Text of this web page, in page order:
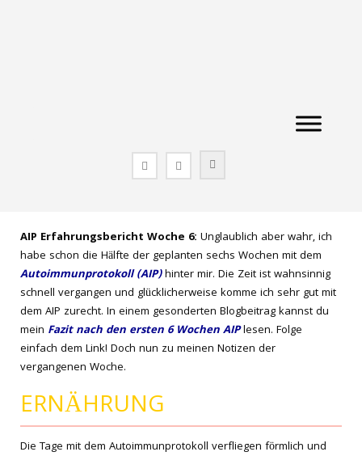
AIP Erfahrungsbericht Woche 6: Unglaublich aber wahr, ich
habe schon die Hälfte der geplanten sechs Wochen mit dem
Autoimmunprotokoll (AIP)hinter mir. Die Zeit ist wahnsinnig
schnell vergangen und glücklicherweise komme ich sehr gut mit
dem AIP zurecht. In einem gesonderten Blogbeitrag kannst du
mein Fazit nach den ersten 6 Wochen AIPlesen. Folge
einfach dem Link! Doch nun zu meinen Notizen der
vergangenen Woche.
ERNÄHRUNG
Die Tage mit dem Autoimmunprotokoll verfliegen förmlich und